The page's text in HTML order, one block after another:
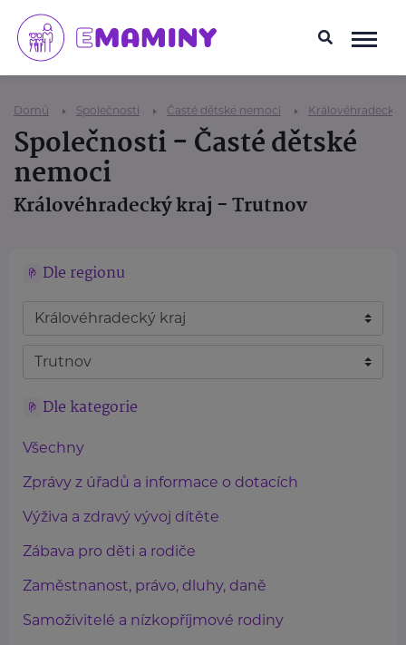
Domů Společnosti Časté dětské nemoci Královéhradecký
Společnosti - Časté dětské
nemoci
Královéhradecký kraj - Trutnov
Dle regionu
Dle kategorie
Všechny
Zprávy z úřadů a informace o dotacích
Výživa a zdravý vývoj dítěte
Zábava pro děti a rodiče
Zaměstnanost, právo, dluhy, daně
Samoživitelé a nízkopříjmové rodiny